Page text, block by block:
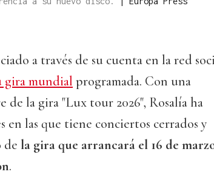
a través de su cuenta en la red
gira mundial programada. Con una
la gira "Lux tour 2026", Rosalía ha
en las que tiene conciertos cerrados y
de la gira que arrancará el 16 de
.